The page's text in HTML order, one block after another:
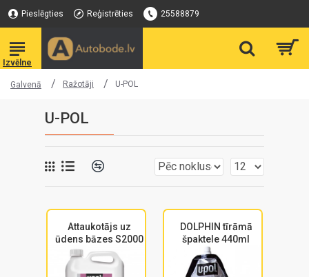
Pieslēgties Reģistrēties 25588879
Galvenā Ražotāji U-POL
U-POL
Attaukotājs uz
ūdens bāzes S2000
DOLPHIN tīrāmā
špaktele 440ml